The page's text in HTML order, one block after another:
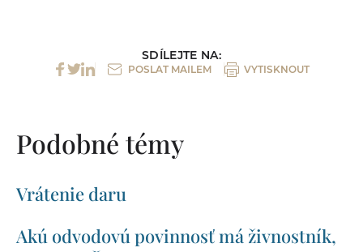
SDÍLEJTE NA:
POSLAT MAILEM VYTISKNOUT
Podobné témy
Vrátenie daru
Akú odvodovú povinnosť má živnostník,